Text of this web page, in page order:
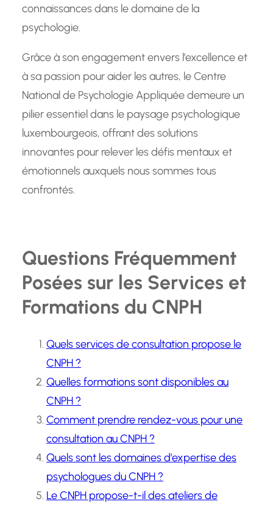
connaissances dans le domaine de la
psychologie.
Grâce à son engagement envers l’excellence et
à sa passion pour aider les autres, le Centre
National de Psychologie Appliquée demeure un
pilier essentiel dans le paysage psychologique
luxembourgeois, offrant des solutions
innovantes pour relever les défis mentaux et
émotionnels auxquels nous sommes tous
confrontés.
Questions Fréquemment
Posées sur les Services et
Formations du CNPH
Quels services de consultation propose le
CNPH ?
Quelles formations sont disponibles au
CNPH ?
Comment prendre rendez-vous pour une
consultation au CNPH ?
Quels sont les domaines d’expertise des
psychologues du CNPH ?
Le CNPH propose-t-il des ateliers de